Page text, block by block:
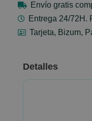
Envío gratis
Entrega 24/72H.
Tarjeta, Bizum,
Detalles